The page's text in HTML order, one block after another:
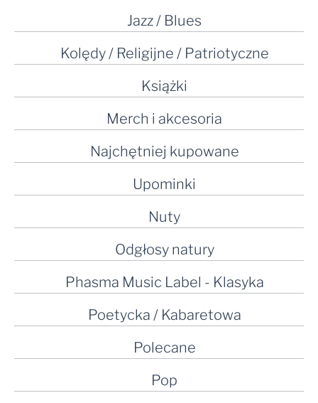
Jazz / Blues
Kolędy / Religijne / Patriotyczne
Książki
Merch i akcesoria
Najchętniej kupowane
Upominki
Nuty
Odgłosy natury
Phasma Music Label - Klasyka
Poetycka / Kabaretowa
Polecane
Pop